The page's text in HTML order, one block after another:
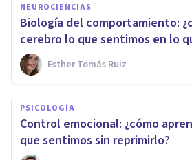
NEUROCIENCIAS
Biología del comportamiento:
cerebro lo que sentimos en lo
Esther Tomás Ruiz
PSICOLOGÍA
Control emocional: ¿cómo
que sentimos sin reprimirlo?